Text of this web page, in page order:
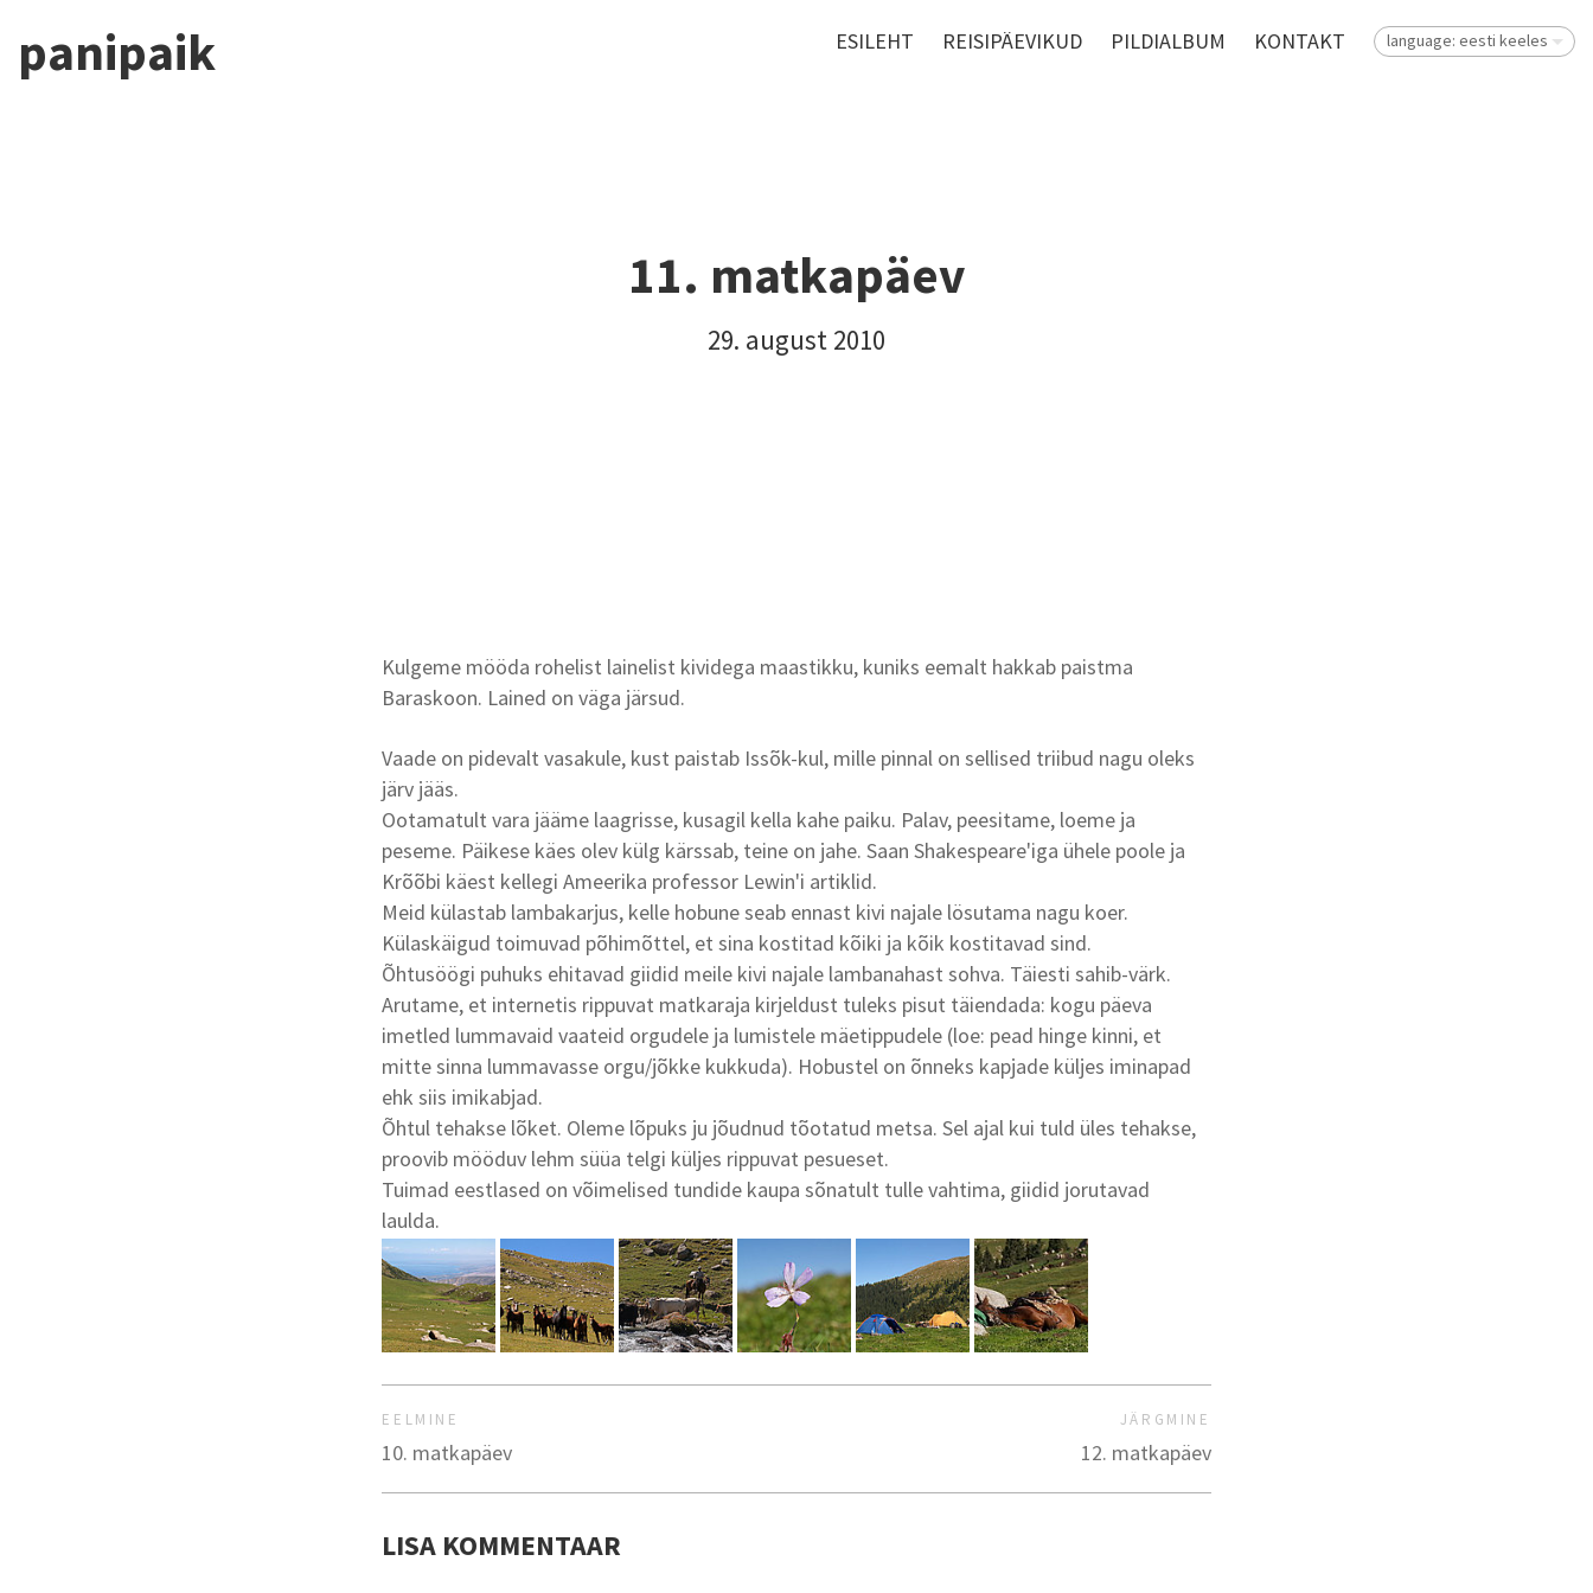
panipaik ESILEHT REISIPÄEVIKUD PILDIALBUM KONTAKT language: eesti keeles
11. matkapäev
29. august 2010
Kulgeme mööda rohelist lainelist kividega maastikku, kuniks eemalt hakkab paistma
Baraskoon. Lained on väga järsud.
Vaade on pidevalt vasakule, kust paistab Issõk-kul, mille pinnal on sellised triibud nagu oleks
järv jääs.
Ootamatult vara jääme laagrisse, kusagil kella kahe paiku. Palav, peesitame, loeme ja
peseme. Päikese käes olev külg kärssab, teine on jahe. Saan Shakespeare'iga ühele poole ja
Krõõbi käest kellegi Ameerika professor Lewin'i artiklid.
Meid külastab lambakarjus, kelle hobune seab ennast kivi najale lösutama nagu koer.
Külaskäigud toimuvad põhimõttel, et sina kostitad kõiki ja kõik kostitavad sind.
Õhtusöögi puhuks ehitavad giidid meile kivi najale lambanahast sohva. Täiesti sahib-värk.
Arutame, et internetis rippuvat matkaraja kirjeldust tuleks pisut täiendada: kogu päeva
imetled lummavaid vaateid orgudele ja lumistele mäetippudele (loe: pead hinge kinni, et
mitte sinna lummavasse orgu/jõkke kukkuda). Hobustel on õnneks kapjade küljes iminapad
ehk siis imikabjad.
Õhtul tehakse lõket. Oleme lõpuks ju jõudnud tõotatud metsa. Sel ajal kui tuld üles tehakse,
proovib mööduv lehm süüa telgi küljes rippuvat pesueset.
Tuimad eestlased on võimelised tundide kaupa sõnatult tulle vahtima, giidid jorutavad
laulda.
EELMINE
10. matkapäev
JÄRGMINE
12. matkapäev
LISA KOMMENTAAR